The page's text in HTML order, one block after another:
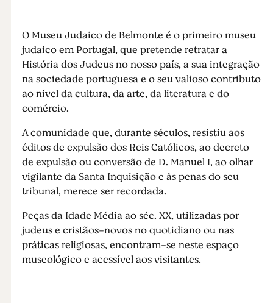
O Museu Judaico de Belmonte é o primeiro museu
judaico em Portugal, que pretende retratar a
História dos Judeus no nosso país, a sua integração
na sociedade portuguesa e o seu valioso contributo
ao nível da cultura, da arte, da literatura e do
comércio.
A comunidade que, durante séculos, resistiu aos
éditos de expulsão dos Reis Católicos, ao decreto
de expulsão ou conversão de D. Manuel I, ao olhar
vigilante da Santa Inquisição e às penas do seu
tribunal, merece ser recordada.
Peças da Idade Média ao séc. XX, utilizadas por
judeus e cristãos-novos no quotidiano ou nas
práticas religiosas, encontram-se neste espaço
museológico e acessível aos visitantes.